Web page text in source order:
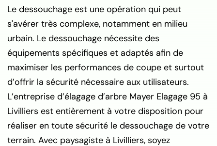
Le dessouchage est une opération qui peut
s'avérer très complexe, notamment en milieu
urbain. Le dessouchage nécessite des
équipements spécifiques et adaptés afin de
maximiser les performances de coupe et surtout
d’offrir la sécurité nécessaire aux utilisateurs.
L’entreprise d’élagage d’arbre Mayer Elagage 95 à
Livilliers est entièrement à votre disposition pour
réaliser en toute sécurité le dessouchage de votre
terrain. Avec paysagiste à Livilliers, soyez